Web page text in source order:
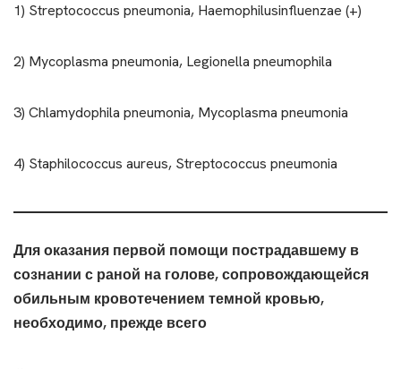
1) Streptococcus pneumonia, Haemophilusinfluenzae (+)
2) Mycoplasma pneumonia, Legionella pneumophila
3) Chlamydophila pneumonia, Mycoplasma pneumonia
4) Staphilococcus aureus, Streptococcus pneumonia
Для оказания первой помощи пострадавшему в
сознании с раной на голове, сопровождающейся
обильным кровотечением темной кровью,
необходимо, прежде всего